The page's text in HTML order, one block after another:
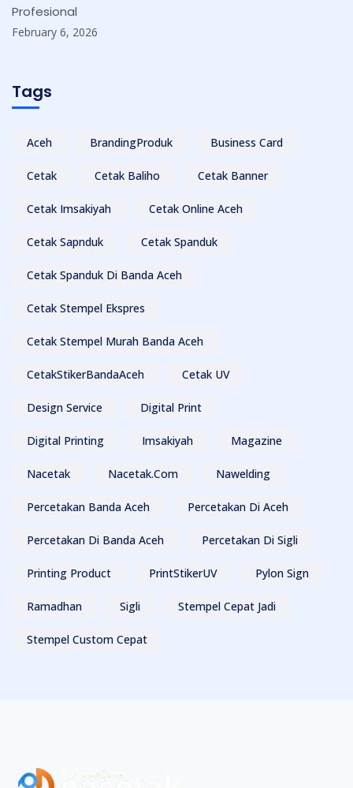
Profesional
February 6, 2026
Tags
Aceh BrandingProduk Business Card
Cetak Cetak Baliho Cetak Banner
Cetak Imsakiyah Cetak Online Aceh
Cetak Sapnduk Cetak Spanduk
Cetak Spanduk Di Banda Aceh
Cetak Stempel Ekspres
Cetak Stempel Murah Banda Aceh
CetakStikerBandaAceh Cetak UV
Design Service Digital Print
Digital Printing Imsakiyah Magazine
Nacetak Nacetak.com Nawelding
Percetakan Banda Aceh Percetakan Di Aceh
Percetakan Di Banda Aceh Percetakan Di Sigli
Printing Product PrintStikerUV Pylon Sign
Ramadhan Sigli Stempel Cepat Jadi
Stempel Custom Cepat